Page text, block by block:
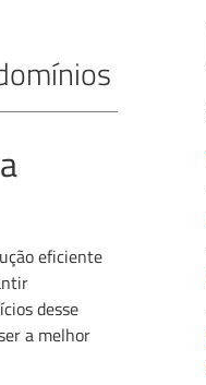
eficiente
desse
a melhor